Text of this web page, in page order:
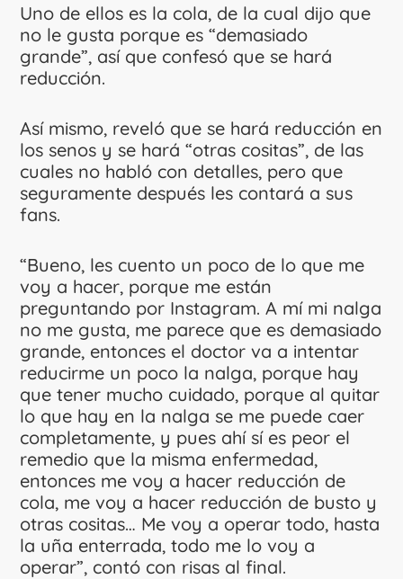
Uno de ellos es la cola, de la cual dijo que
no le gusta porque es “demasiado
grande”, así que confesó que se hará
reducción.
Así mismo, reveló que se hará reducción en
los senos y se hará “otras cositas”, de las
cuales no habló con detalles, pero que
seguramente después les contará a sus
fans.
“Bueno, les cuento un poco de lo que me
voy a hacer, porque me están
preguntando por Instagram. A mí mi nalga
no me gusta, me parece que es demasiado
grande, entonces el doctor va a intentar
reducirme un poco la nalga, porque hay
que tener mucho cuidado, porque al quitar
lo que hay en la nalga se me puede caer
completamente, y pues ahí sí es peor el
remedio que la misma enfermedad,
entonces me voy a hacer reducción de
cola, me voy a hacer reducción de busto y
otras cositas… Me voy a operar todo, hasta
la uña enterrada, todo me lo voy a
operar”, contó con risas al final.